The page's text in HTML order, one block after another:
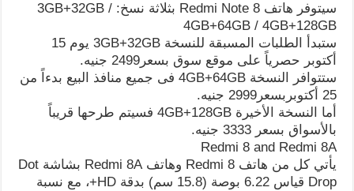
سيتوفر هاتف Redmi Note 8 بثلاثة نسخ: 3GB+32GB /
4GB+64GB / 4GB+128GB
ستبدأ الطلبات المسبقة للنسخة 3GB+32GB يوم 15
أكتوبر حصرياً على موقع سوق بسعر2499 جنيه.
ستتوافر النسخة 4GB+64GB فى جميع منافذ البيع بدءاً من
25 أكتوبربسعر2999 جنيه.
أما النسخة الأخيرة 4GB+128GB فسيتم طرحها قريباً
بالأسواق بسعر 3333 جنيه.
Redmi 8 and Redmi 8A
يأتي كل من هاتف Redmi 8 وهاتف Redmi 8A بشاشة Dot
Drop قياس 6.22 بوصة (15.8 سم) بدقة HD+، مع نسبة